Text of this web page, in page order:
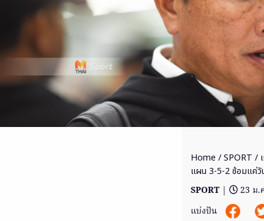
Home /SPORT /
แผน 3-5-2 ซ้อมแค่วั
SPORT |
23 ม.
แบ่งปัน